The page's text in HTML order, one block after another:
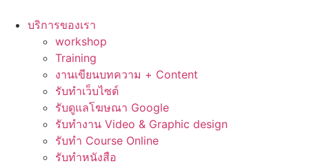
บริการของเรา
workshop
Training
งานเขียนบทความ + Content
รับทำเว็บไซต์
รับดูแลโฆษณา Google
รับทำงาน Video & Graphic design
รับทำ Course Online
รับทำหนังสือ